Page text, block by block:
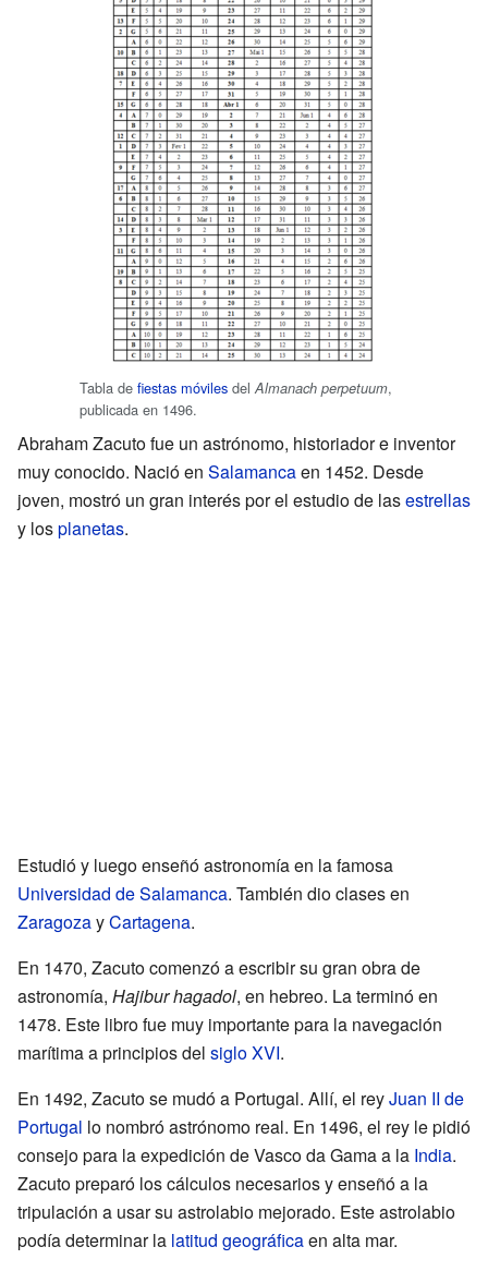
Tabla de fiestas móviles del Almanach perpetuum,
publicada en 1496.
Abraham Zacuto fue un astrónomo, historiador e inventor
muy conocido. Nació en Salamancaen 1452. Desde
joven, mostró un gran interés por el estudio de lasestrellas
y losplanetas.
Estudió y luego enseñó astronomía en la famosa
Universidad de Salamanca. También dio clases en
ZaragozayCartagena.
En 1470, Zacuto comenzó a escribir su gran obra de
astronomía, Hajibur hagadol, en hebreo. La terminó en
1478. Este libro fue muy importante para la navegación
marítima a principios del siglo XVI.
En 1492, Zacuto se mudó a Portugal. Allí, el reyJuan II de
Portugal lo nombró astrónomo real. En 1496, el rey le pidió
consejo para la expedición de Vasco da Gama a la India.
Zacuto preparó los cálculos necesarios y enseñó a la
tripulación a usar su astrolabio mejorado. Este astrolabio
podía determinar la latitud geográficaen alta mar.